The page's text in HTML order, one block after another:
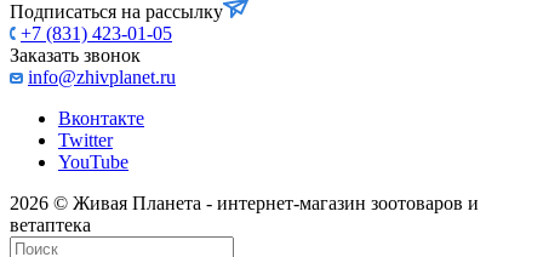
Подписаться на рассылку
+7 (831) 423-01-05
Заказать звонок
info@zhivplanet.ru
Вконтакте
Twitter
YouTube
2026 © Живая Планета - интернет-магазин зоотоваров и
ветаптека